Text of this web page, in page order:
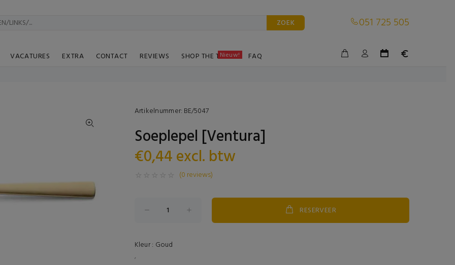
ZOEK 051 725 505
VACATURES EXTRA CONTACT REVIEWS SHOP THE TABLE
Nieuw! FAQ
Artikelnummer: BE/5047
Soeplepel [Ventura]
€0,44 excl. btw
(0 reviews)
RESERVEER
Kleur : Goud
,